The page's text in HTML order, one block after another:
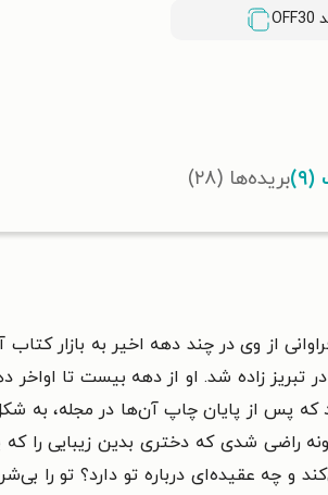
OFF30
بریده‌ها (۲۸)
تاریخی فراوانی از وی در چند دهه اخیر به
و عامه‌پسندی آن‌ها است. سردادور در سال ۱۲۷۵ خورشیدی در تبریز
که پس از پایان چاپ آن‌ها در مجله، به
راضی شدی که دختری بدین زیبایی را
چه عقیده‌ای درباره تو دارد؟ تو را